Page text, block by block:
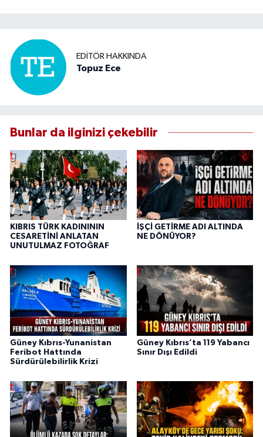
EDITÖR HAKKINDA
Topuz Ece
Bunlar da ilginizi çekebilir
KIBRIS TÜRK KADINININ
CESARETİNİ ANLATAN
UNUTULMAZ FOTOĞRAF
İŞÇİ GETİRME ADI ALTINDA
NE DÖNÜYOR?
Güney Kıbrıs-Yunanistan
Feribot Hattında
Sürdürülebilirlik Krizi
Güney Kıbrıs’ta 119 Yabancı
Sınır Dışı Edildi